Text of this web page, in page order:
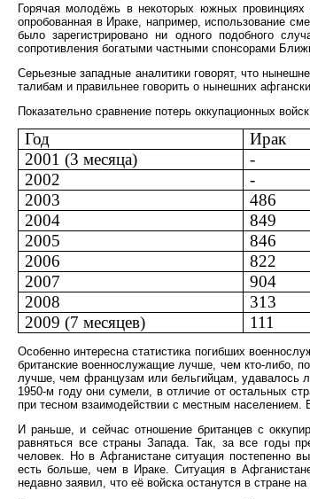
Горячая молодёжь в некоторых южных
опробованная в Ираке, например, использование
было зарегистрировано ни одного подобного
сопротивления богатыми частными спонсорами
Серьезные западные аналитики говорят, что
талибам и правильнее говорить о нынешних
Показательно сравнение потерь оккупационных
Год Ирак
2001 (3 месяца)
-
2002
-
2003
486
2004
849
2005
846
2006
822
2007
904
2008
313
2009 (7 месяцев)
111
Особенно интересна статистика погибших
британские военнослужащие лучше, чем кто-либо,
лучше, чем французам или бельгийцам, удавалось
1950-м году они сумели, в отличие от остальных
при тесном взаимодействии с местным населением.
И раньше, и сейчас отношение британцев с
равняться все страны Запада. Так, за все годы
человек. Но в Афганистане ситуация постепенно
есть больше, чем в Ираке. Ситуация в
недавно заявил, что её войска останутся в стране